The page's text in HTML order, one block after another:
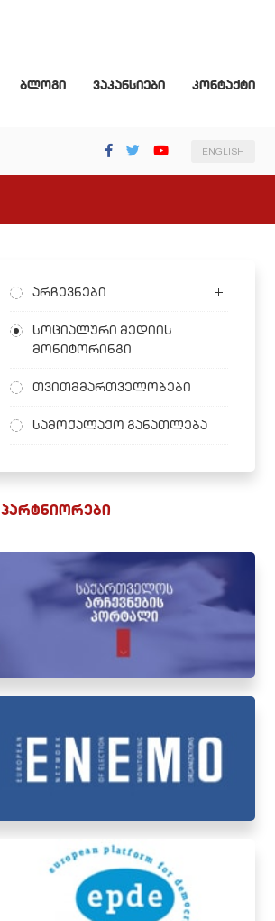
ბლოგი ვაკანსიები კონტაქტი
ENGLISH
არჩევნები
სოციალური მედიის
მონიტორინგი
თვითმმართველობები
სამოქალაქო განათლება
პარტნიორები